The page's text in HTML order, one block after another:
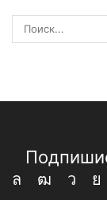
Whatsapp
YoutubeVk